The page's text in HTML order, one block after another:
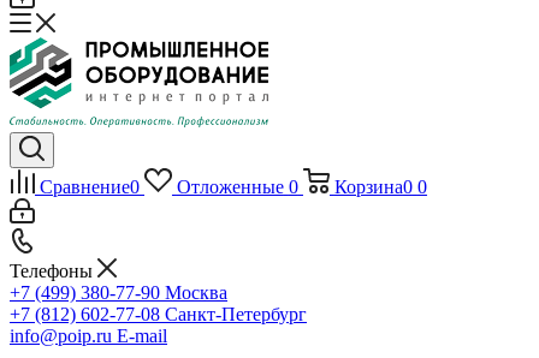
Сравнение0 Отложенные 0 Корзина0 0
Телефоны
+7 (499) 380-77-90 Москва
+7 (812) 602-77-08 Санкт-Петербург
info@poip.ru E-mail